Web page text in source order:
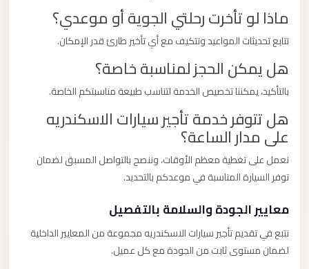
ماذا لو تأخرت رحلتي الجوية أو موعدي؟
نتابع تحديثات المواعيد ونتكيف مع أي تأخير طارئ قدر الإمكان.
هل يمكن الحجز لمناسبة خاصة؟
بالتأكيد، يمكننا تخصيص الخدمة لتناسب طبيعة مناسبتكم الخاصة.
هل تتوفر خدمة تأجير سيارات الاسكندريه
على مدار الساعة؟
نعمل على تغطية معظم الأوقات، وننصح بالتواصل المسبق لضمان
توفر السيارة المناسبة في موعدكم بالتحديد.
معايير الجودة والسلامة بالتفصيل
نتبع في تقديم تأجير سيارات الاسكندريه مجموعة من المعايير الداخلية
لضمان مستوى ثابت من الجودة مع كل عميل.